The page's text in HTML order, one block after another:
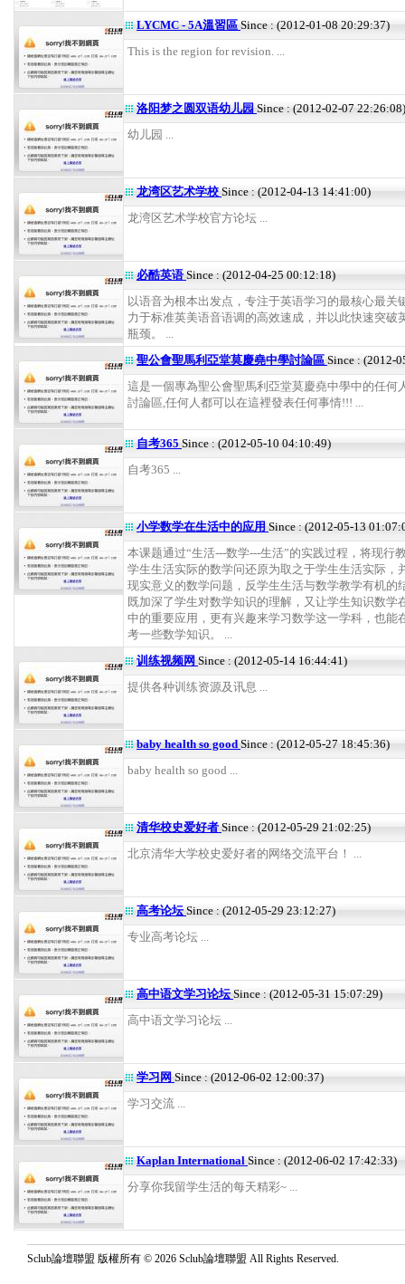
LYCMC - 5A溫習區 Since : (2012-01-08 20:29:37)
This is the region for revision. ...
洛阳梦之圆双语幼儿园 Since : (2012-02-07 22:26:08)
幼儿园 ...
龙湾区艺术学校 Since : (2012-04-13 14:41:00)
龙湾区艺术学校官方论坛 ...
必酷英语Since : (2012-04-25 00:12:18)
以语音为根本出发点，专注于英语学习的最核心最关
力于标准英美语音语调的高效速成，并以此快速突破
瓶颈。 ...
聖公會聖馬利亞堂莫慶堯中學討論區 Since : (2012-
這是一個專為聖公會聖馬利亞堂莫慶堯中學中的任何
討論區,任何人都可以在這裡發表任何事情!!! ...
自考365 Since : (2012-05-10 04:10:49)
自考365 ...
小学数学在生活中的应用 Since : (2012-05-13
本课题通过“生活---数学---生活”的实践过程，将现行
学生生活实际的数学问还原为取之于学生生活实际，
现实意义的数学问题，反学生生活与数学教学有机的
既加深了学生对数学知识的理解，又让学生知识数学
中的重要应用，更有兴趣来学习数学这一学科，也能
考一些数学知识。 ...
训练视频网 Since : (2012-05-14 16:44:41)
提供各种训练资源及讯息 ...
baby health so goodSince : (2012-05-27 18:45:36)
baby health so good ...
清华校史爱好者 Since : (2012-05-29 21:02:25)
北京清华大学校史爱好者的网络交流平台！ ...
高考论坛Since : (2012-05-29 23:12:27)
专业高考论坛 ...
高中语文学习论坛Since : (2012-05-31 15:07:29)
高中语文学习论坛 ...
学习网 Since : (2012-06-02 12:00:37)
学习交流 ...
Kaplan International Since : (2012-06-02 17:42:33)
分享你我留学生活的每天精彩~ ...
Sclub論壇聯盟 版權所有 © 2026 Sclub論壇聯盟 All Rights Reserved.